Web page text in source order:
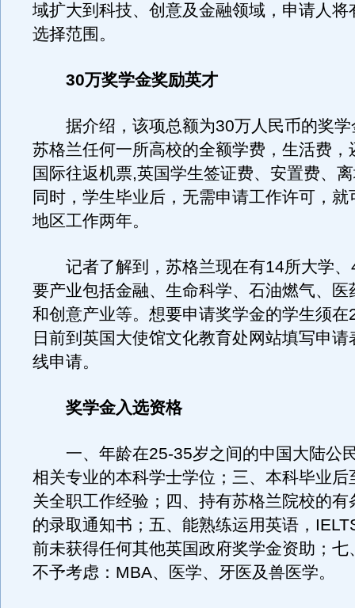
域扩大到科技、创意及金融领域，申请人将
选择范围。
30万奖学金奖励英才
据介绍，该项总额为30万人民币的奖学
苏格兰任何一所高校的全额学费，生活费，
国际往返机票,英国学生签证费、安置费、
同时，学生毕业后，无需申请工作许可，就
地区工作两年。
记者了解到，苏格兰现在有14所大学、
要产业包括金融、生命科学、石油燃气、医
和创意产业等。想要申请奖学金的学生须
日前到英国大使馆文化教育处网站填写申请
线申请。
奖学金入选资格
一、年龄在25-35岁之间的中国大陆公
相关专业的本科学士学位；三、本科毕业后
关全职工作经验；四、持有苏格兰院校的有
的录取通知书；五、能熟练运用英语，
前未获得任何其他英国政府奖学金资助；七
不予考虑：MBA、医学、牙医及兽医学